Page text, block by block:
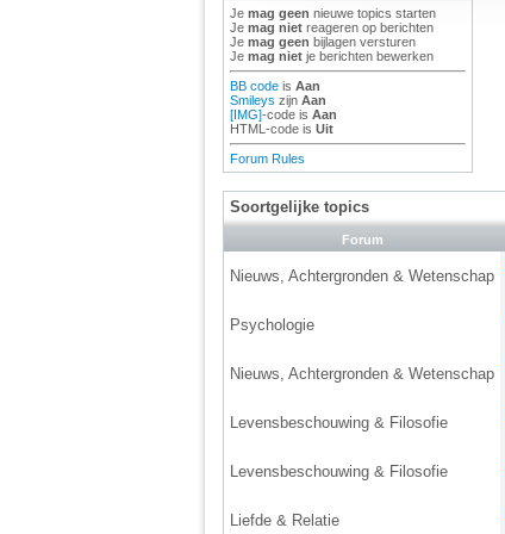
Je mag geen nieuwe topics starten
Je mag niet reageren op berichten
Je mag geen bijlagen versturen
Je mag niet je berichten bewerken
BB code is Aan
Smileys zijn Aan
[IMG]-code is Aan
HTML-code is Uit
Forum Rules
Soortgelijke topics
Forum
Nieuws, Achtergronden & Wetenschap
Psychologie
Nieuws, Achtergronden & Wetenschap
Levensbeschouwing & Filosofie
Levensbeschouwing & Filosofie
Liefde & Relatie